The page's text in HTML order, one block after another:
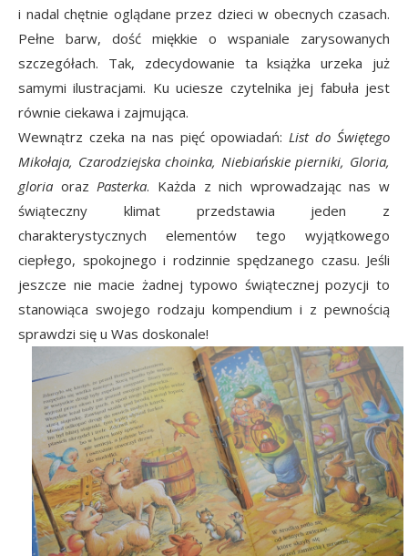
i nadal chętnie oglądane przez dzieci w obecnych czasach.
Pełne barw, dość miękkie o wspaniale zarysowanych
szczegółach. Tak, zdecydowanie ta książka urzeka już
samymi ilustracjami. Ku uciesze czytelnika jej fabuła jest
równie ciekawa i zajmująca.
Wewnątrz czeka na nas pięć opowiadań:List do Świętego
Mikołaja, Czarodziejska choinka, Niebiańskie pierniki, Gloria,
gloria orazPasterka. Każda z nich wprowadzając nas w
świąteczny klimat przedstawia jeden z
charakterystycznych elementów tego wyjątkowego
ciepłego, spokojnego i rodzinnie spędzanego czasu. Jeśli
jeszcze nie macie żadnej typowo świątecznej pozycji to
stanowiąca swojego rodzaju kompendium i z pewnością
sprawdzi się u Was doskonale!